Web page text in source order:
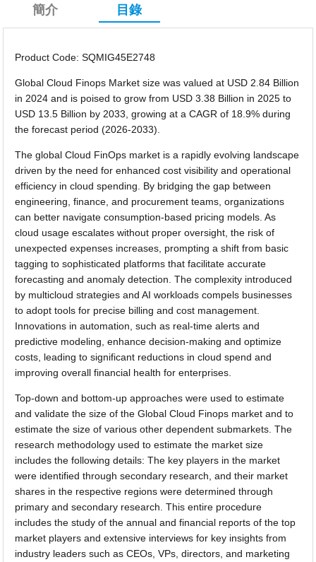
簡介 目錄
Product Code: SQMIG45E2748
Global Cloud Finops Market size was valued at USD 2.84 Billion
in 2024 and is poised to grow from USD 3.38 Billion in 2025 to
USD 13.5 Billion by 2033, growing at a CAGR of 18.9% during
the forecast period (2026-2033).
The global Cloud FinOps market is a rapidly evolving landscape
driven by the need for enhanced cost visibility and operational
efficiency in cloud spending. By bridging the gap between
engineering, finance, and procurement teams, organizations
can better navigate consumption-based pricing models. As
cloud usage escalates without proper oversight, the risk of
unexpected expenses increases, prompting a shift from basic
tagging to sophisticated platforms that facilitate accurate
forecasting and anomaly detection. The complexity introduced
by multicloud strategies and AI workloads compels businesses
to adopt tools for precise billing and cost management.
Innovations in automation, such as real-time alerts and
predictive modeling, enhance decision-making and optimize
costs, leading to significant reductions in cloud spend and
improving overall financial health for enterprises.
Top-down and bottom-up approaches were used to estimate
and validate the size of the Global Cloud Finops market and to
estimate the size of various other dependent submarkets. The
research methodology used to estimate the market size
includes the following details: The key players in the market
were identified through secondary research, and their market
shares in the respective regions were determined through
primary and secondary research. This entire procedure
includes the study of the annual and financial reports of the top
market players and extensive interviews for key insights from
industry leaders such as CEOs, VPs, directors, and marketing